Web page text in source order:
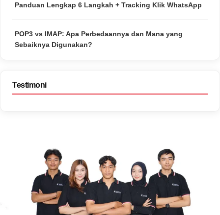
Panduan Lengkap 6 Langkah + Tracking Klik WhatsApp
POP3 vs IMAP: Apa Perbedaannya dan Mana yang
Sebaiknya Digunakan?
Testimoni